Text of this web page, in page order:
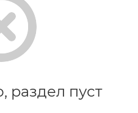
раздел пуст